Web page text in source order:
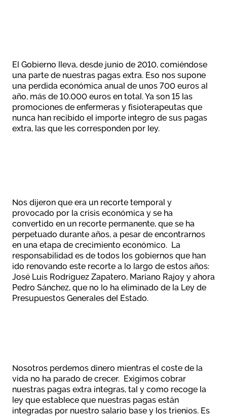
Publicaciones
Vídeos
El Gobierno lleva, desde junio de 2010, comiéndose
una parte de nuestras pagas extra. Eso nos supone
una perdida económica anual de unos 700 euros al
año, más de 10.000 euros en total. Ya son 15 las
promociones de enfermeras y fisioterapeutas que
nunca han recibido el importe integro de sus pagas
extra, las que les corresponden por ley.
Nos dijeron que era un recorte temporal y
provocado por la crisis económica y se ha
convertido en un recorte permanente, que se ha
perpetuado durante años, a pesar de encontrarnos
en una etapa de crecimiento económico. La
responsabilidad es de todos los gobiernos que han
ido renovando este recorte a lo largo de estos años:
José Luis Rodríguez Zapatero, Mariano Rajoy y ahora
Pedro Sánchez, que no lo ha eliminado de la Ley de
Presupuestos Generales del Estado.
Nosotros perdemos dinero mientras el coste de la
vida no ha parado de crecer. Exigimos cobrar
nuestras pagas extra íntegras, tal y como recoge la
ley que establece que nuestras pagas están
integradas por nuestro salario base y los trienios. Es